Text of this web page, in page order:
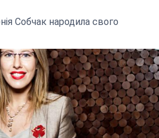
Собчак народила свого